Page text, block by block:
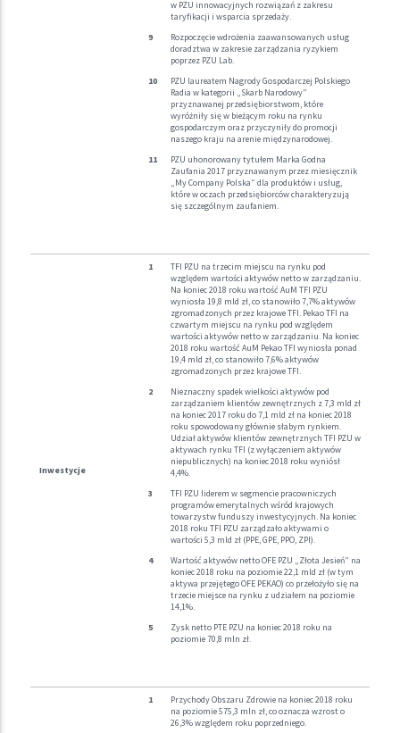
w PZU innowacyjnych rozwiązań z zakresu
taryfikacji i wsparcia sprzedaży.
Rozpoczęcie wdrożenia zaawansowanych usług
doradztwa w zakresie zarządzania ryzykiem
poprzez PZU Lab.
PZU laureatem Nagrody Gospodarczej Polskiego
Radia w kategorii „Skarb Narodowy”
przyznawanej przedsiębiorstwom, które
wyróżniły się w bieżącym roku na rynku
gospodarczym oraz przyczyniły do promocji
naszego kraju na arenie międzynarodowej.
PZU uhonorowany tytułem Marka Godna
Zaufania 2017 przyznawanym przez miesięcznik
„My Company Polska” dla produktów i usług,
które w oczach przedsiębiorców charakteryzują
się szczególnym zaufaniem.
Inwestycje
TFI PZU na trzecim miejscu na rynku pod
względem wartości aktywów netto w zarządzaniu.
Na koniec 2018 roku wartość AuM TFI PZU
wyniosła 19,8 mld zł, co stanowiło 7,7% aktywów
zgromadzonych przez krajowe TFI. Pekao TFI na
czwartym miejscu na rynku pod względem
wartości aktywów netto w zarządzaniu. Na koniec
2018 roku wartość AuM Pekao TFI wyniosła ponad
19,4 mld zł, co stanowiło 7,6% aktywów
zgromadzonych przez krajowe TFI.
Nieznaczny spadek wielkości aktywów pod
zarządzaniem klientów zewnętrznych z 7,3 mld zł
na koniec 2017 roku do 7,1 mld zł na koniec 2018
roku spowodowany głównie słabym rynkiem.
Udział aktywów klientów zewnętrznych TFI PZU w
aktywach rynku TFI (z wyłączeniem aktywów
niepublicznych) na koniec 2018 roku wyniósł
4,4%.
TFI PZU liderem w segmencie pracowniczych
programów emerytalnych wśród krajowych
towarzystw funduszy inwestycyjnych. Na koniec
2018 roku TFI PZU zarządzało aktywami o
wartości 5,3 mld zł (PPE, GPE, PPO, ZPI).
Wartość aktywów netto OFE PZU „Złota Jesień” na
koniec 2018 roku na poziomie 22,1 mld zł (w tym
aktywa przejętego OFE PEKAO) co przełożyło się na
trzecie miejsce na rynku z udziałem na poziomie
14,1%.
Zysk netto PTE PZU na koniec 2018 roku na
poziomie 70,8 mln zł.
Przychody Obszaru Zdrowie na koniec 2018 roku
na poziomie 575,3 mln zł, co oznacza wzrost o
26,3% względem roku poprzedniego.